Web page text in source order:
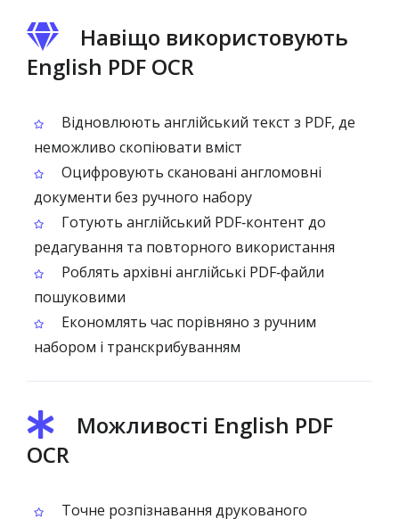
Навіщо використовують
English PDF OCR
Відновлюють англійський текст з PDF, де
неможливо скопіювати вміст
Оцифровують скановані англомовні
документи без ручного набору
Готують англійський PDF‑контент до
редагування та повторного використання
Роблять архівні англійські PDF‑файли
пошуковими
Економлять час порівняно з ручним
набором і транскрибуванням
Можливості English PDF
OCR
Точне розпізнавання друкованого